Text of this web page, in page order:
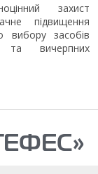
захист
підвищення
вибору засобів
та вичерпних